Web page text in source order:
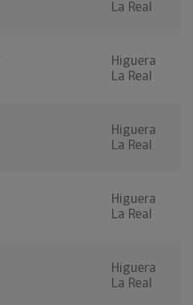
La Real
Higuera
La Real
Higuera
La Real
Higuera
La Real
Higuera
La Real